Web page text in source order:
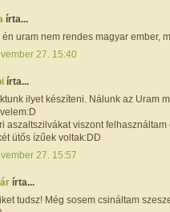
írta...
én uram nem rendes magyar ember,
27. 15:40
írta...
ilyet készíteni. Nálunk az Uram
aszaltszilvákat viszont felhasználtam
ütős ízűek voltak:DD
27. 15:57
írta...
tudsz! Még sosem csináltam